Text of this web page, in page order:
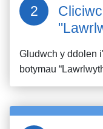
Gludwch y ddolen
botymau